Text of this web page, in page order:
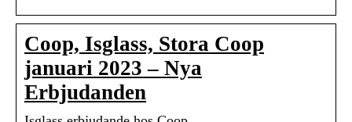
Coop, Isglass, Stora Coop
januari 2023 – Nya
Erbjudanden